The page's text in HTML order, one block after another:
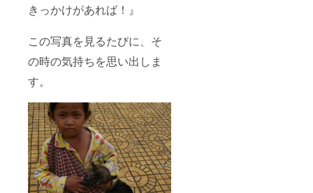
きっかけがあれば！』
この写真を見るたびに、そ
の時の気持ちを思い出しま
す。